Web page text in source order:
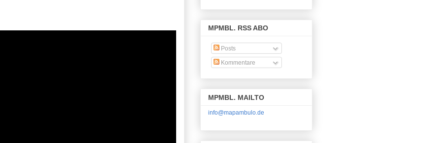
MPMBL. RSS ABO
Posts
Kommentare
MPMBL. MAILTO
info@mapambulo.de